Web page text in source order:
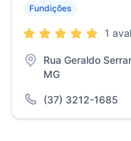
Fundições
1
Rua Geraldo
MG
(37) 3212-1685